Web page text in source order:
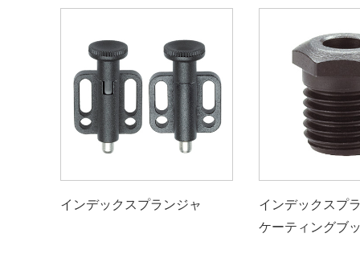
インデックスプランジャ
インデックスプ
ケーティングブ